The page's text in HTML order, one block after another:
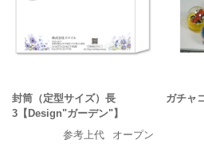
封筒（定型サイズ）長
3【Design"ガーデン"】
参考上代
オープン
ガチャ